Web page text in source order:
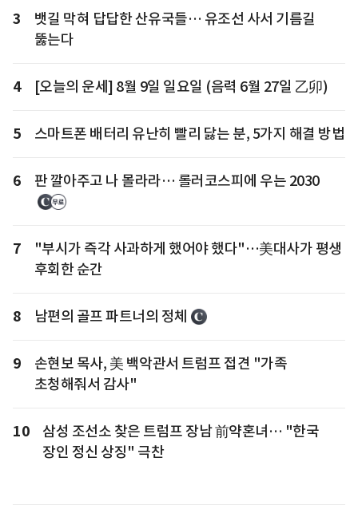
3
뱃길 막혀 답답한 산유국들… 유조선 사서 기름길
뚫는다
4 [오늘의 운세] 8월 9일 일요일 (음력 6월 27일 乙卯)
5 스마트폰 배터리 유난히 빨리 닳는 분, 5가지 해결 방법
6 판 깔아주고 나 몰라라… 롤러코스피에 우는 2030
7
"부시가 즉각 사과하게 했어야 했다"…美대사가 평생
후회한 순간
8 남편의 골프 파트너의 정체
9
손현보 목사, 美 백악관서 트럼프 접견 "가족
초청해줘서 감사"
10
삼성 조선소 찾은 트럼프 장남 前약혼녀… "한국
장인 정신 상징" 극찬